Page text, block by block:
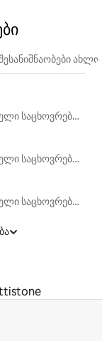
დასასვენებელი საცხოვრებლები
დასასვენებელი საცხოვრებლები
დასასვენებელი საცხოვრებლები